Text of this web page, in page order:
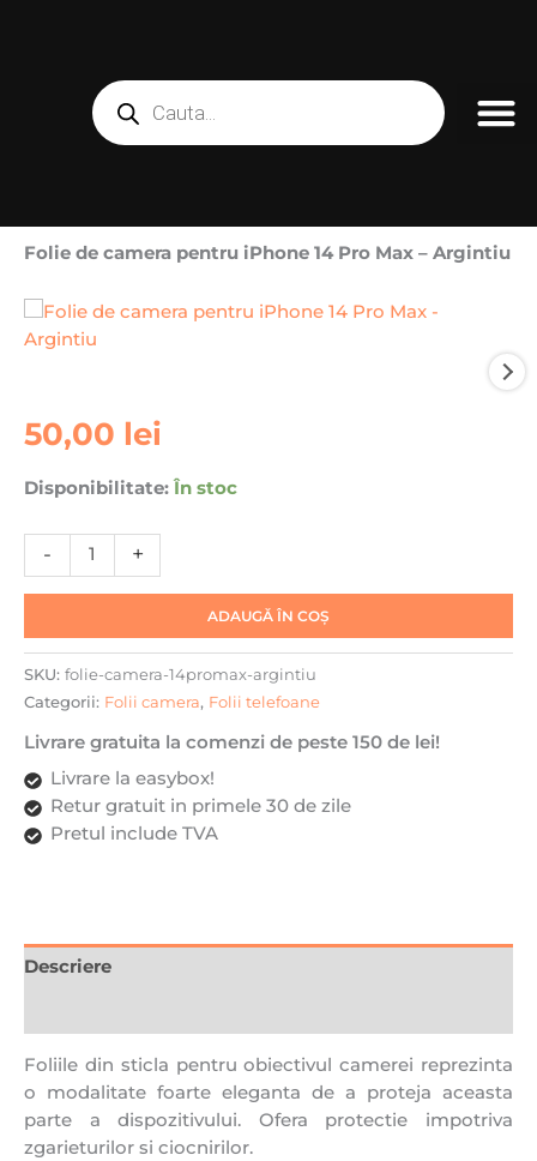
Products
search
Folie de camera pentru iPhone 14 Pro Max – Argintiu
50,00 lei
Disponibilitate: În stoc
-
Cantitate
Folie
camera
pentru
iPhone
14
Max
-
Argintiu
+
ADAUGĂ ÎN COȘ
SKU: folie-camera-14promax-argintiu
Categorii: Folii camera, Folii telefoane
Livrare gratuita la comenzi de peste 150 de lei!
Livrare la easybox!
Retur gratuit in primele 30 de zile
Pretul include TVA
Descriere
Foliile din sticla pentru obiectivul camerei reprezinta
o modalitate foarte eleganta de a proteja aceasta
parte a dispozitivului. Ofera protectie impotriva
zgarieturilor si ciocnirilor.